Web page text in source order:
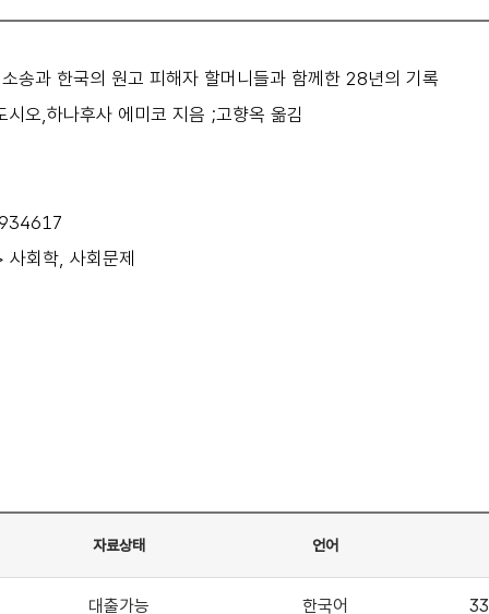
송과 한국의 원고 피해자 할머니들과 함께한 28년의 기록
시오,하나후사 에미코 지음 ;고향옥 옮김
회학, 사회문제
자료상태 언어
대출가능 한국어